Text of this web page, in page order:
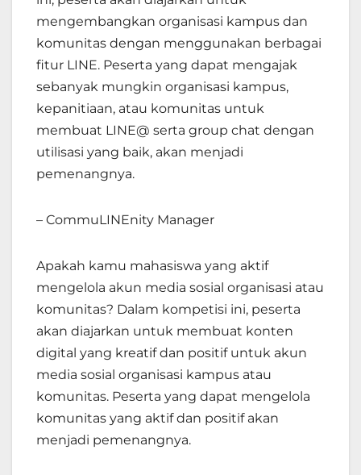
mengembangkan organisasi kampus dan
komunitas dengan menggunakan berbagai
fitur LINE. Peserta yang dapat mengajak
sebanyak mungkin organisasi kampus,
kepanitiaan, atau komunitas untuk
membuat LINE@ serta group chat dengan
utilisasi yang baik, akan menjadi
pemenangnya.
– CommuLINEnity Manager
Apakah kamu mahasiswa yang aktif
mengelola akun media sosial organisasi atau
komunitas? Dalam kompetisi ini, peserta
akan diajarkan untuk membuat konten
digital yang kreatif dan positif untuk akun
media sosial organisasi kampus atau
komunitas. Peserta yang dapat mengelola
komunitas yang aktif dan positif akan
menjadi pemenangnya.